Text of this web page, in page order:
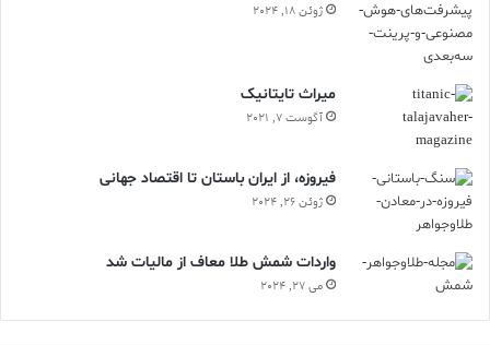
ژوئن 18, 2024
ميراث تايتانيک
آگوست 7, 2021
فیروزه، از ایران باستان تا اقتصاد جهانی
ژوئن 26, 2024
واردات شمش طلا معاف از مالیات شد
می 27, 2024